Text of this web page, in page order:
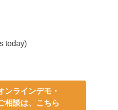
today)
ンラインデモ・
相談は、こちら